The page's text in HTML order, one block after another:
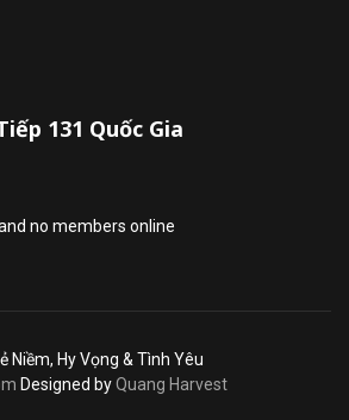
131 Quốc Gia
no members online
Niềm, Hy Vọng & Tình Yêu
Designed byQuang Harvest